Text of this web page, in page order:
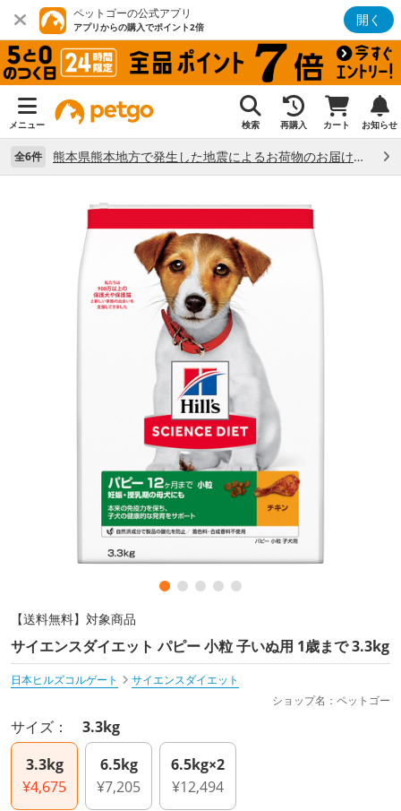
ペットゴーの公式アプリ
アプリからの購入でポイント2倍 開く
メニュー 検索 再購入 カート お知らせ
全6件 熊本県熊本地方で発生した地震によるお荷物のお届け状況について （7/28）
【送料無料】対象商品
サイエンスダイエット パピー 小粒 子いぬ用 1歳まで 3.3kg
日本ヒルズコルゲート
サイエンスダイエット
ショップ名：ペットゴー
サイズ： 3.3kg
3.3kg
¥4,675
6.5kg
¥7,205
6.5kg×2
¥12,494